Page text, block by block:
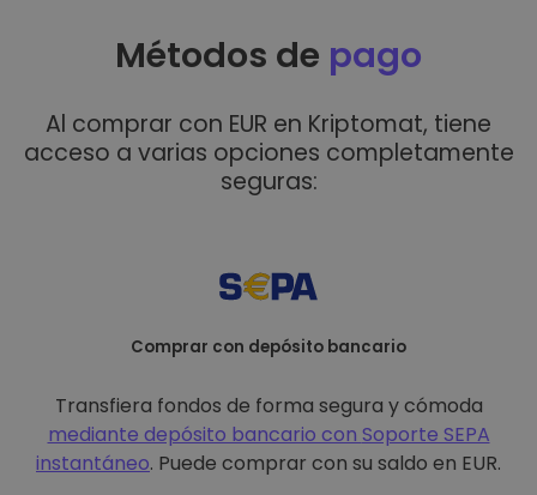
Métodos de pago
Al comprar con EUR en Kriptomat, tiene
acceso a varias opciones completamente
seguras:
Comprar con depósito bancario
Transfiera fondos de forma segura y cómoda
mediante depósito bancario con Soporte SEPA
instantáneo. Puede comprar con su saldo en EUR.